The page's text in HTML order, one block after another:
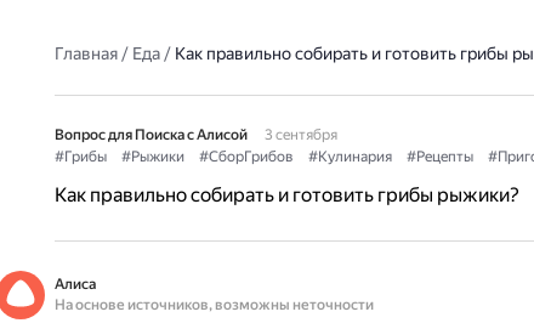
Главная/ Еда/ Как правильно собирать и готовить грибы
Вопрос для Поиска с Алисой
3 сентября
#Грибы
#Рыжики #СборГрибов #Кулинария #Рецепты
Как правильно собирать и готовить грибы рыжики?
Алиса
На основе источников, возможны неточности